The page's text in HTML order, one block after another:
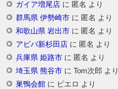
ガイア増尾店に 匿名 より
群馬県 伊勢崎市に 匿名 より
和歌山県 岩出市に 匿名 より
アビバ新杉田店に 匿名 より
兵庫県 姫路市に 匿名 より
埼玉県 熊谷市に Tom次郎 より
巣鴨会館に ピエロ より